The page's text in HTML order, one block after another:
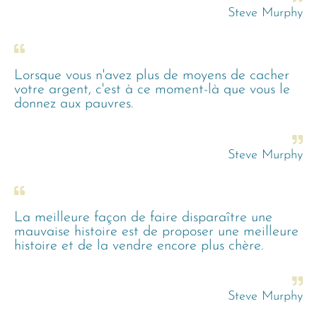
Steve Murphy
Lorsque vous n'avez plus de moyens de cacher
votre argent, c'est à ce moment-là que vous le
donnez aux pauvres.
Steve Murphy
La meilleure façon de faire disparaître une
mauvaise histoire est de proposer une meilleure
histoire et de la vendre encore plus chère.
Steve Murphy